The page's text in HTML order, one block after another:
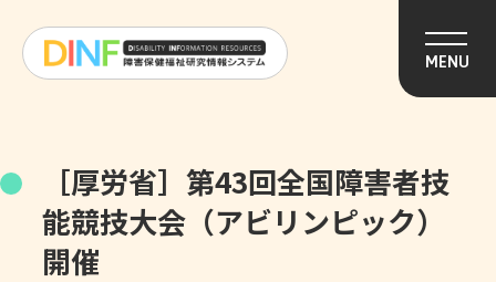
MENU
［厚労省］第43回全国障害者技
能競技大会（アビリンピック）
開催